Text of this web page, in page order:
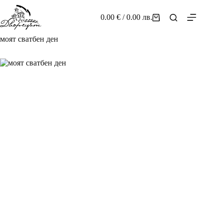
content
Shopping
0.00€ / 0.00 лв.
моят сватбен ден